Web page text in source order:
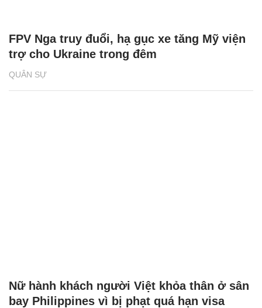
QUÂN SỰ
FPV Nga truy đuổi, hạ gục xe tăng Mỹ viện
trợ cho Ukraine trong đêm
Nữ hành khách người Việt khỏa thân ở sân
bay Philippines vì bị phạt quá hạn visa